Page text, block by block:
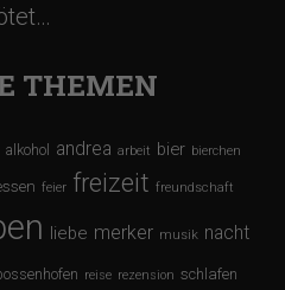
THEMEN
alkohol andrea arbeit bier bierchen
feier freizeit freundschaft
liebe merker musik nacht
reise rezension schlafen